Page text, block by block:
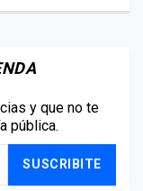
y que no te
pública.
SUSCRIBITE